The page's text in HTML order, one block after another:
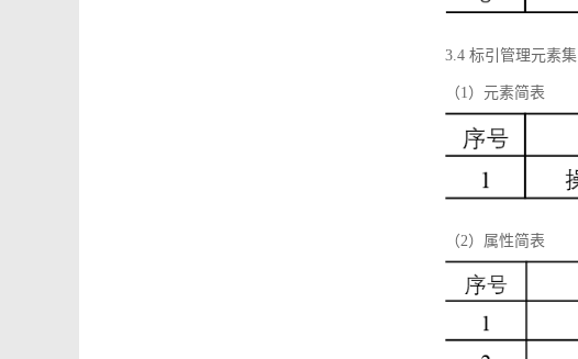
3.4 标引管理元素集
（1）元素简表
（2）属性简表